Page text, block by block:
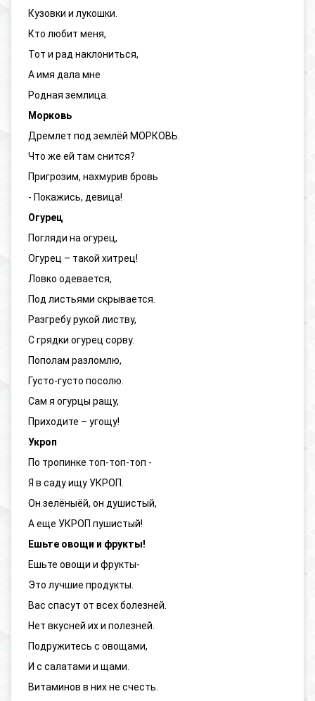
Кузовки и лукошки.
Кто любит меня,
Тот и рад наклониться,
А имя дала мне
Родная землица.
Морковь
Дремлет под землёй МОРКОВЬ.
Что же ей там снится?
Пригрoзим, нахмурив бровь
- Покажись, девица!
Огурец
Погляди на огурец,
Огурец – такой хитрец!
Ловко одевается,
Под листьями скрывается.
Разгребу рукой листву,
С грядки огурец сорву.
Пополам разломлю,
Густо-густо посолю.
Сам я огурцы ращу,
Приходите – угощу!
Укроп
По тропинке топ-топ-топ -
Я в саду ищу УКРОП.
Он зелёныёй, он душистый,
А еще УКРОП пушистый!
Ешьте овощи и фрукты!
Ешьте овощи и фрукты-
Это лучшие продукты.
Вас спасут от всех болезней.
Нет вкусней их и полезней.
Подружитесь с овощами,
И с салатами и щами.
Витаминов в них не счесть.